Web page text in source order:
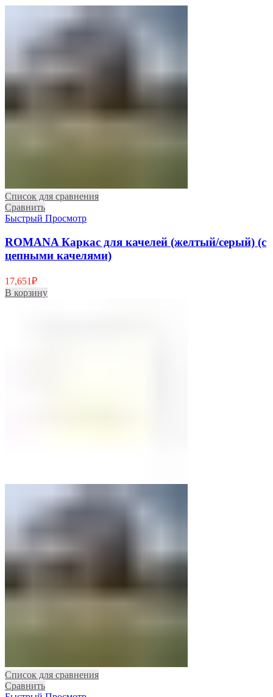
Список для сравнения
Сравнить
Быстрый Просмотр
ROMANA Каркас для качелей (желтый/серый) (с
цепными качелями)
17,651₽
В корзину
Список для сравнения
Сравнить